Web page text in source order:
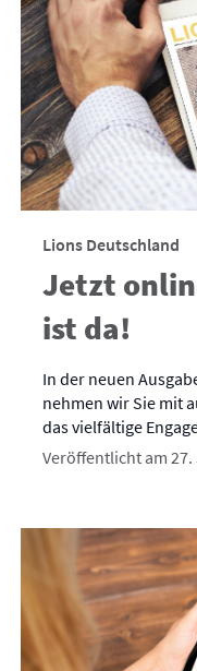
Lions Deutschland
Jetzt
ist da!
In der neuen
nehmen wir Sie mit
das vielfältige
Veröffentlicht am 27.